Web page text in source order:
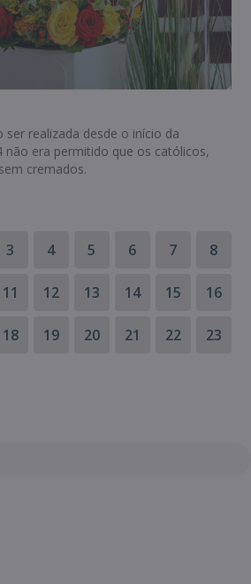
ser realizada desde o início da
não era permitido que os católicos,
cremados.
3 4 5 6 7 8
11 12 13 14 15 16
18 19 20 21 22 23